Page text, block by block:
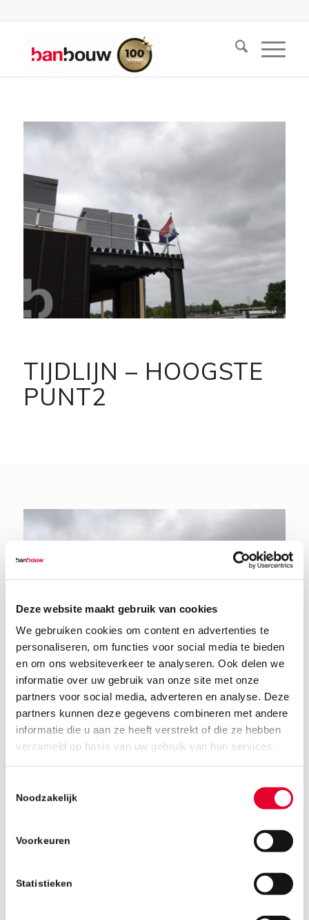
Deze website maakt gebruik van cookies
We gebruiken cookies om content en advertenties te
personaliseren, om functies voor social media te bieden
en om ons websiteverkeer te analyseren. Ook delen we
informatie over uw gebruik van onze site met onze
partners voor social media, adverteren en analyse. Deze
partners kunnen deze gegevens combineren met andere
informatie die u aan ze heeft verstrekt of die ze hebben
verzameld op basis van uw gebruik van hun services.
Noodzakelijk
Voorkeuren
Statistieken
TIJDLIJN – HOOGSTE
PUNT2
10 juli 2018